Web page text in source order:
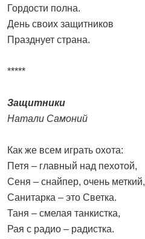
Гордости полна.
День своих защитников
Празднует страна.
*****
Защитники
Натали Самоний
Как же всем играть охота:
Петя – главный над пехотой,
Сеня – снайпер, очень меткий,
Санитарка – это Светка.
Таня – смелая танкистка,
Рая с радио – радистка.